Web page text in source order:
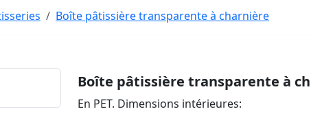
Boîte pâtissière transparente à charnière
Boîte pâtissière transparente à
En PET. Dimensions intérieures: